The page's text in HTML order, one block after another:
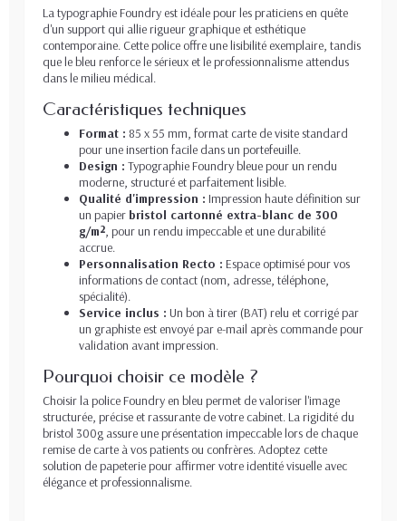
La typographie Foundry est idéale pour les praticiens en quête
d'un support qui allie rigueur graphique et esthétique
contemporaine. Cette police offre une lisibilité exemplaire, tandis
que le bleu renforce le sérieux et le professionnalisme attendus
dans le milieu médical.
Caractéristiques techniques
Format : 85 x 55 mm, format carte de visite standard
pour une insertion facile dans un portefeuille.
Design : Typographie Foundry bleue pour un rendu
moderne, structuré et parfaitement lisible.
Qualité d'impression : Impression haute définition sur
un papier bristol cartonné extra-blanc de 300
g/m², pour un rendu impeccable et une durabilité
accrue.
Personnalisation Recto : Espace optimisé pour vos
informations de contact (nom, adresse, téléphone,
spécialité).
Service inclus : Un bon à tirer (BAT) relu et corrigé par
un graphiste est envoyé par e-mail après commande pour
validation avant impression.
Pourquoi choisir ce modèle ?
Choisir la police Foundry en bleu permet de valoriser l'image
structurée, précise et rassurante de votre cabinet. La rigidité du
bristol 300g assure une présentation impeccable lors de chaque
remise de carte à vos patients ou confrères. Adoptez cette
solution de papeterie pour affirmer votre identité visuelle avec
élégance et professionnalisme.